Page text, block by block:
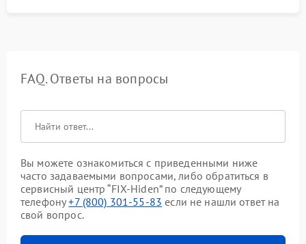
FAQ. Ответы на вопросы
Вы можете ознакомиться с приведенными ниже
часто задаваемыми вопросами, либо обратиться в
сервисный центр “FIX-Hiden” по следующему
телефону+7 (800) 301-55-83 если не нашли ответ на
свой вопрос.